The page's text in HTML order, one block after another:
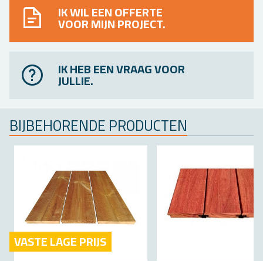
IK WIL EEN OFFERTE
VOOR MIJN PROJECT.
IK HEB EEN VRAAG VOOR
JULLIE.
BIJ­BE­HO­REN­DE PRO­DUC­TEN
VASTE LAGE PRIJS